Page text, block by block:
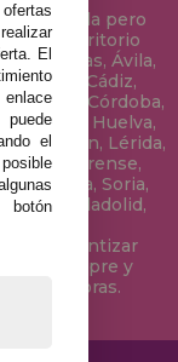
en Sevilla pero
del territorio
Asturias, Ávila,
Cádiz,
Real, Córdoba,
Huelva,
Leon, Lérida,
Orense,
Sevilla, Soria,
Valladolid,
garantizar
siempre y
las 18 horas.
El
puede
el